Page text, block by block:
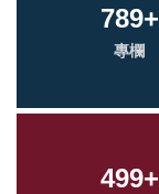
789+
專欄
499+